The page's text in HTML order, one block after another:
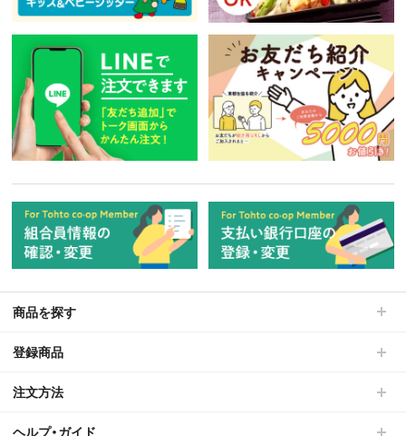
商品を探す
登録商品
注文方法
ヘルプ・ガイド